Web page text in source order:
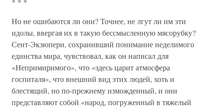
Но не ошибаются ли они? Точнее, не лгут ли им эти
идолы, ввергая их в такую бессмысленную мясорубку?
Сент-Экзюпери, сохранивший понимание неделимого
единства мира, чувствовал, как он написал для
«Непримиримого», что «здесь царит атмосфера
госпиталя», что внешний вид этих людей, хоть и
блестящий, но по-прежнему изможденный, и они
представляют собой «народ, погруженный в тяжелый